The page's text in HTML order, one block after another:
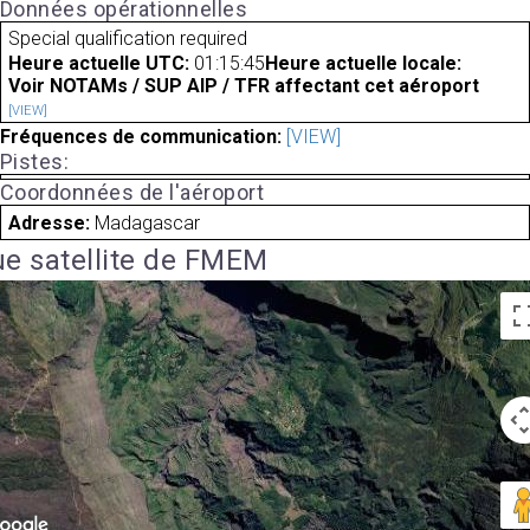
Données opérationnelles
Special qualification required
Heure actuelle UTC: 01:15:45 Heure actuelle locale:
Voir NOTAMs / SUP AIP / TFR affectant cet aéroport
[VIEW]
Fréquences de communication: [VIEW]
Pistes:
Coordonnées de l'aéroport
Adresse: Madagascar
satellite de FMEM